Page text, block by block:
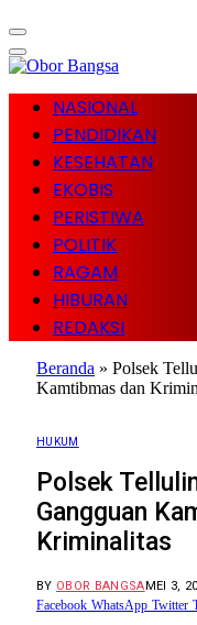
NASIONAL
PENDIDIKAN
KESEHATAN
EKOBIS
PERISTIWA
POLITIK
RAGAM
HIBURAN
REDAKSI
Beranda » Polsek
Kamtibmas dan
HUKUM
Polsek
Gangguan
Kriminalitas
BY OBOR BANGSAMEI 3,
Facebook WhatsApp Twitter